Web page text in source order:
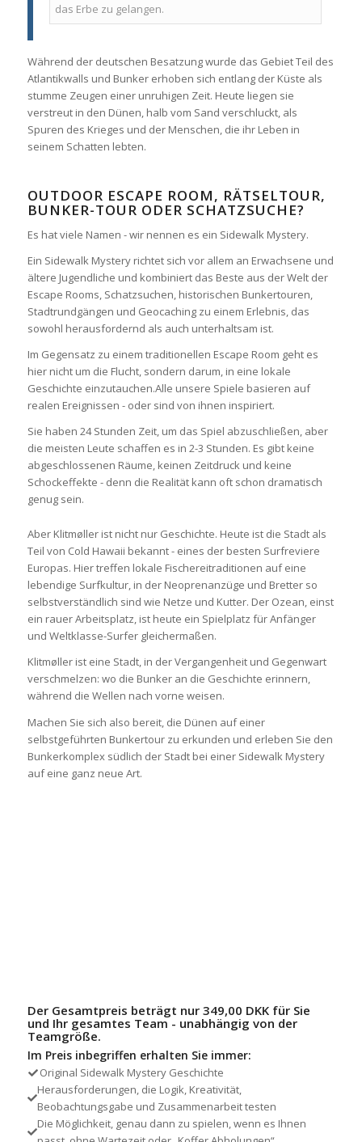
das Erbe zu gelangen.
Während der deutschen Besatzung wurde das Gebiet Teil des
Atlantikwalls und Bunker erhoben sich entlang der Küste als
stumme Zeugen einer unruhigen Zeit. Heute liegen sie
verstreut in den Dünen, halb vom Sand verschluckt, als
Spuren des Krieges und der Menschen, die ihr Leben in
seinem Schatten lebten.
OUTDOOR ESCAPE ROOM, RÄTSELTOUR,
BUNKER-TOUR ODER SCHATZSUCHE?
Es hat viele Namen - wir nennen es ein Sidewalk Mystery.
Ein Sidewalk Mystery richtet sich vor allem an Erwachsene und
ältere Jugendliche und kombiniert das Beste aus der Welt der
Escape Rooms, Schatzsuchen, historischen Bunkertouren,
Stadtrundgängen und Geocaching zu einem Erlebnis, das
sowohl herausfordernd als auch unterhaltsam ist.
Im Gegensatz zu einem traditionellen Escape Room geht es
hier nicht um die Flucht, sondern darum, in eine lokale
Geschichte einzutauchen.Alle unsere Spiele basieren auf
realen Ereignissen - oder sind von ihnen inspiriert.
Sie haben 24 Stunden Zeit, um das Spiel abzuschließen, aber
die meisten Leute schaffen es in 2-3 Stunden. Es gibt keine
abgeschlossenen Räume, keinen Zeitdruck und keine
Schockeffekte - denn die Realität kann oft schon dramatisch
genug sein.
Aber Klitmøller ist nicht nur Geschichte. Heute ist die Stadt als
Teil von Cold Hawaii bekannt - eines der besten Surfreviere
Europas. Hier treffen lokale Fischereitraditionen auf eine
lebendige Surfkultur, in der Neoprenanzüge und Bretter so
selbstverständlich sind wie Netze und Kutter. Der Ozean, einst
ein rauer Arbeitsplatz, ist heute ein Spielplatz für Anfänger
und Weltklasse-Surfer gleichermaßen.
Klitmøller ist eine Stadt, in der Vergangenheit und Gegenwart
verschmelzen: wo die Bunker an die Geschichte erinnern,
während die Wellen nach vorne weisen.
Machen Sie sich also bereit, die Dünen auf einer
selbstgeführten Bunkertour zu erkunden und erleben Sie den
Bunkerkomplex südlich der Stadt bei einer Sidewalk Mystery
auf eine ganz neue Art.
Der Gesamtpreis beträgt nur 349,00 DKKfür Sie
und Ihr gesamtes Team - unabhängig von der
Teamgröße.
Im Preis inbegriffen erhalten Sie immer:
Original Sidewalk Mystery Geschichte
Herausforderungen, die Logik, Kreativität,
Beobachtungsgabe und Zusammenarbeit testen
Die Möglichkeit, genau dann zu spielen, wenn es Ihnen